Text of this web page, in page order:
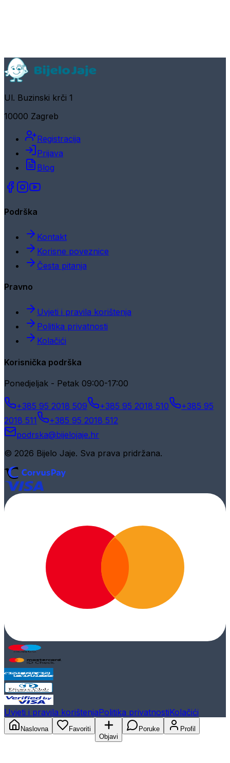
Ul. Buzinski krči 1
10000 Zagreb
Registracija
Prijava
Blog
Podrška
Kontakt
Korisne poveznice
Česta pitanja
Pravno
Uvjeti i pravila korištenja
Politika privatnosti
Kolačići
Korisnička podrška
Ponedjeljak - Petak 09:00-17:00
+385 95 2018 509 +385 95 2018 510
+385 95
2018 511
+385 95 2018 512
podrska@bijelojaje.hr
© 2026 Bijelo Jaje. Sva prava pridržana.
Uvjeti i pravila korištenjaPolitika privatnostiKolačići
Naslovna
Favoriti
Objavi
Poruke Profil